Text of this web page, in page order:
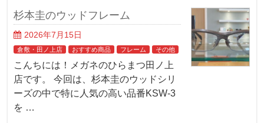
杉本圭のウッドフレーム
2026年7月15日
倉敷・田ノ上店 おすすめ商品 フレーム その他
こんちには！メガネのひらまつ田ノ上
店です。 今回は、杉本圭のウッドシリ
ーズの中で特に人気の高い品番KSW-3
を …